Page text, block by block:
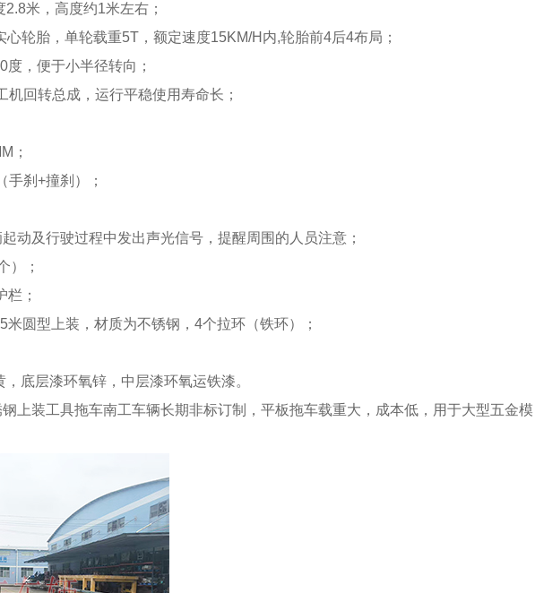
米，高度约1米左右；
轮胎，单轮载重5T，额定速度15KM/H内,轮胎前4后4布局；
，便于小半径转向；
回转总成，运行平稳使用寿命长；
；
手刹+撞刹）；
动及行驶过程中发出声光信号，提醒周围的人员注意；
）；
；
圆型上装，材质为不锈钢，4个拉环（铁环）；
底层漆环氧锌，中层漆环氧运铁漆。
上装工具拖车南工车辆长期非标订制，平板拖车载重大，成本低，用于大型五金模